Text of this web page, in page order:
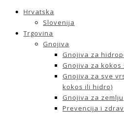
Hrvatska
Slovenija
Trgovina
Gnojiva
Gnojiva za
Gnojiva za
Gnojiva za sve
kokos ili hidro)
Gnojiva za zemlju
Prevencija i